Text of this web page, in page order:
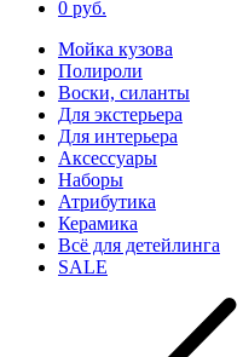
0 руб.
Мойка кузова
Полироли
Воски, силанты
Для экстерьера
Для интерьера
Аксессуары
Наборы
Атрибутика
Керамика
Всё для детейлинга
SALE